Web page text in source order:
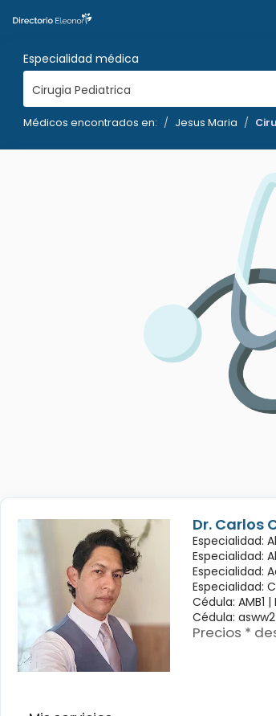
Especialidad médica
Cirugia Pediatrica
Médicos encontrados en: Jesus Maria
Dr. Carlos
Especialidad:
Especialidad:
Especialidad:
Especialidad:
Cédula: AMB1 |
Cédula: asww2
Precios *